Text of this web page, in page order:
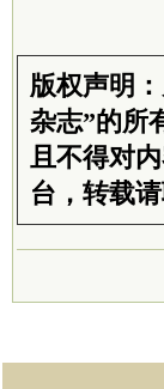
版权声明
杂志”的所
且不得对
台，转载